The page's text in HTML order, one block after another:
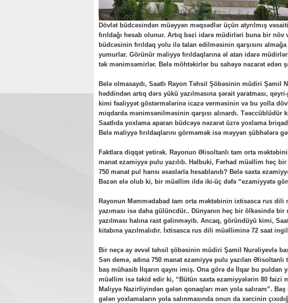
Dövlət büdcəsindən müəyyən məqsədlər üçün atyrılmış
fırıldağı hesab olunur. Artıq bəzi idarə müdirləri buna bir
büdcəsinin fırıldaq yolu ilə talan edilməsinin qarşısını
yumurlar. Görünür maliyyə fırıldaqlarına əl atan idarə
tək mənimsəmirlər. Belə möhtəkirlər bu sahəyə nəzarət edən
Belə olmasaydı, Saatlı Rayon Təhsil Şöbəsinin müdiri Şamil
həddindən artıq dərs yükü yazılmasına şərait yaratması,
kimi fəaliyyət göstərmələrinə icazə verməsinin və bu yolla
miqdarda mənimsənilməsinin qarşısı alınardı. Təəccüblüdür
Saatlıda yoxlama aparan büdcəyə nəzarət üzrə yoxlama
Belə maliyyə fırıldaqlarını görməmək isə məyyən şübhələrə
Faktlara diqqət yetirək. Rayonun Əlisoltanlı tam orta
manat ezamiyyə pulu yazılıb. Halbuki, Fərhad müəllim heç
750 manat pul hansı əsaslarla hesablanıb? Belə saxta
Bəzən elə olub ki, bir müəllim ildə iki-üç dəfə “ezamiyyətə
Rayonun Məmmədabad tam orta məktəbinin ixtisasca rus
yazıması isə daha gülüncdür.. Dünyanın heç bir ölkəsində
yazılması halına rast gəlinməyib. Ancaq, göründüyü kimi,
kitabına yazılmalıdır. İxtisasca rus dili müəlliminə 72 saat
Bir neçə ay əvvəl təhsil şöbəsinin müdiri Şamil Nurəliyevlə
Sən demə, adına 750 manat ezamiyyə pulu yazılan
baş mühasib İlqarın qaynı imiş. Ona görə də İlqar bu puldan
müəllim isə təkid edir ki, “Bütün saxta ezamiyyələrin 80 faizi
Maliyyə Nazirliyindən gələn qonaqları mən yola salıram”. Baş
gələn yoxlamaların yola salınmasında onun da xərcinin